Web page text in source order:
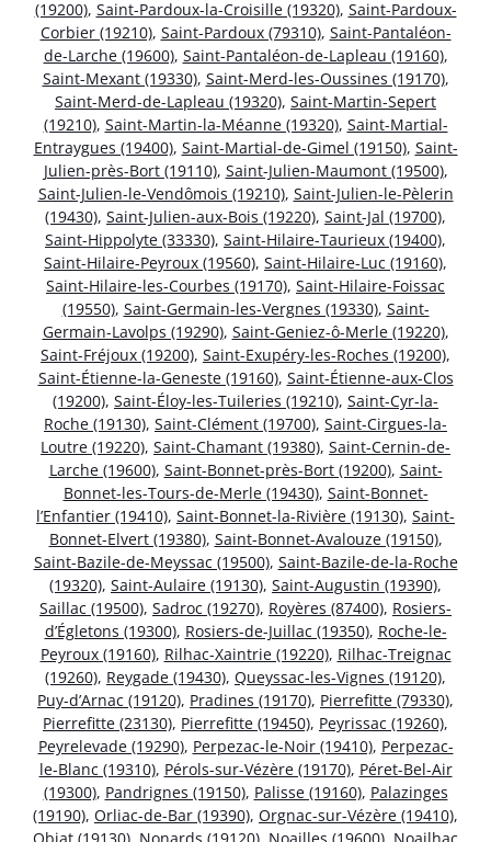
(19200), Saint-Pardoux-la-Croisille (19320), Saint-Pardoux-
Corbier (19210), Saint-Pardoux (79310), Saint-Pantaléon-
de-Larche (19600), Saint-Pantaléon-de-Lapleau (19160),
Saint-Mexant (19330), Saint-Merd-les-Oussines (19170),
Saint-Merd-de-Lapleau (19320), Saint-Martin-Sepert
(19210), Saint-Martin-la-Méanne (19320), Saint-Martial-
Entraygues (19400), Saint-Martial-de-Gimel (19150), Saint-
Julien-près-Bort (19110), Saint-Julien-Maumont (19500),
Saint-Julien-le-Vendômois (19210), Saint-Julien-le-Pèlerin
(19430), Saint-Julien-aux-Bois (19220), Saint-Jal (19700),
Saint-Hippolyte (33330), Saint-Hilaire-Taurieux (19400),
Saint-Hilaire-Peyroux (19560), Saint-Hilaire-Luc (19160),
Saint-Hilaire-les-Courbes (19170), Saint-Hilaire-Foissac
(19550), Saint-Germain-les-Vergnes (19330), Saint-
Germain-Lavolps (19290), Saint-Geniez-ô-Merle (19220),
Saint-Fréjoux (19200), Saint-Exupéry-les-Roches (19200),
Saint-Étienne-la-Geneste (19160), Saint-Étienne-aux-Clos
(19200), Saint-Éloy-les-Tuileries (19210), Saint-Cyr-la-
Roche (19130), Saint-Clément (19700), Saint-Cirgues-la-
Loutre (19220), Saint-Chamant (19380), Saint-Cernin-de-
Larche (19600), Saint-Bonnet-près-Bort (19200), Saint-
Bonnet-les-Tours-de-Merle (19430), Saint-Bonnet-
l’Enfantier (19410), Saint-Bonnet-la-Rivière (19130), Saint-
Bonnet-Elvert (19380), Saint-Bonnet-Avalouze (19150),
Saint-Bazile-de-Meyssac (19500), Saint-Bazile-de-la-Roche
(19320), Saint-Aulaire (19130), Saint-Augustin (19390),
Saillac (19500), Sadroc (19270), Royères (87400), Rosiers-
d’Égletons (19300), Rosiers-de-Juillac (19350), Roche-le-
Peyroux (19160), Rilhac-Xaintrie (19220), Rilhac-Treignac
(19260), Reygade (19430), Queyssac-les-Vignes (19120),
Puy-d’Arnac (19120), Pradines (19170), Pierrefitte (79330),
Pierrefitte (23130), Pierrefitte (19450), Peyrissac (19260),
Peyrelevade (19290), Perpezac-le-Noir (19410), Perpezac-
le-Blanc (19310), Pérols-sur-Vézère (19170), Péret-Bel-Air
(19300), Pandrignes (19150), Palisse (19160), Palazinges
(19190), Orliac-de-Bar (19390), Orgnac-sur-Vézère (19410),